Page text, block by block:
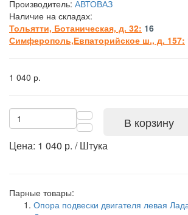
Производитель: АВТОВАЗ
Наличие на складах:
Тольятти, Ботаническая, д. 32: 16
Симферополь,Евпаторийское ш., д. 157:
1 040 р.
В корзину
Цена: 1 040 р. / Штука
Парные товары:
Опора подвески двигателя левая